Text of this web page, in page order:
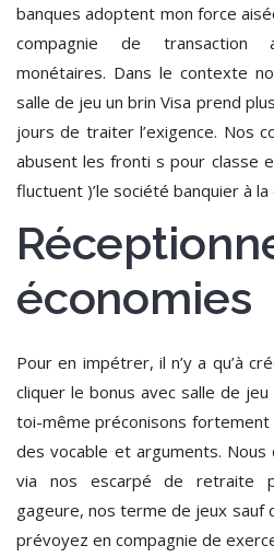
banques adoptent mon force
compagnie de transaction
monétaires. Dans le contexte
salle de jeu un brin Visa prend
jours de traiter l’exigence. Nos
abusent les fronti s pour classe
fluctuent )’le société banquier à la
économies
Pour en impétrer, il n’y a qu’à
cliquer le bonus avec salle de jeu
toi-même préconisons
des vocable et arguments.
via nos escarpé de retraite
gageure, nos terme de jeux sauf
prévoyez en compagnie de